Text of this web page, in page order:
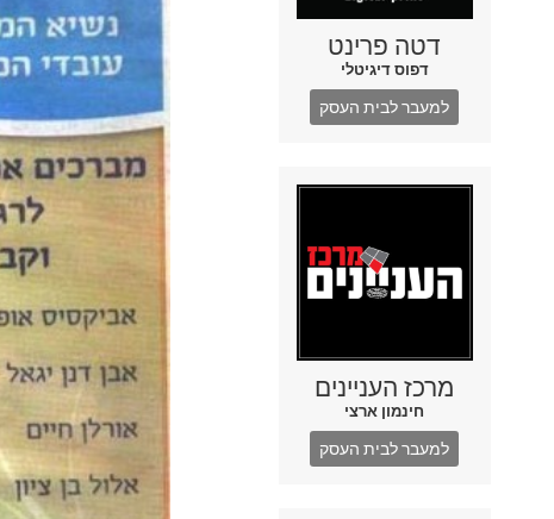
דטה פרינט
דפוס דיגיטלי
למעבר לבית העסק
מרכז העניינים
חינמון ארצי
למעבר לבית העסק